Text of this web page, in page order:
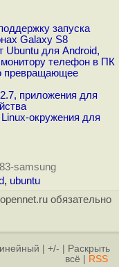
запуска
Galaxy S8
Ubuntu для Android,
телефон в ПК
превращающее
приложения для
окружения для
samsung
, ubuntu
обязательно
+/-
Раскрыть
всё
RSS